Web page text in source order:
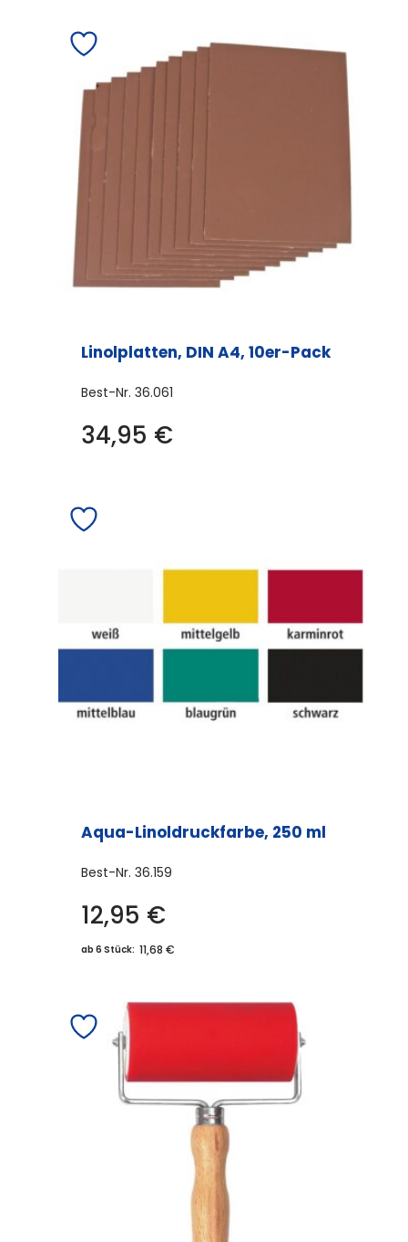
Linolplatten, DIN A4, 10er-Pack
Best-Nr. 36.061
34,95 €
Aqua-Linoldruckfarbe, 250 ml
Best-Nr. 36.159
12,95 €
ab 6 Stück: 11,68 €
Die
Optionen
können
auf
der
Produktseite
gewählt